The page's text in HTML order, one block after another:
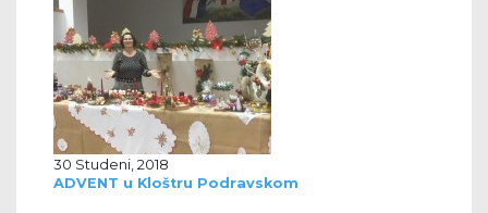
30 Studeni, 2018
ADVENT u Kloštru Podravskom